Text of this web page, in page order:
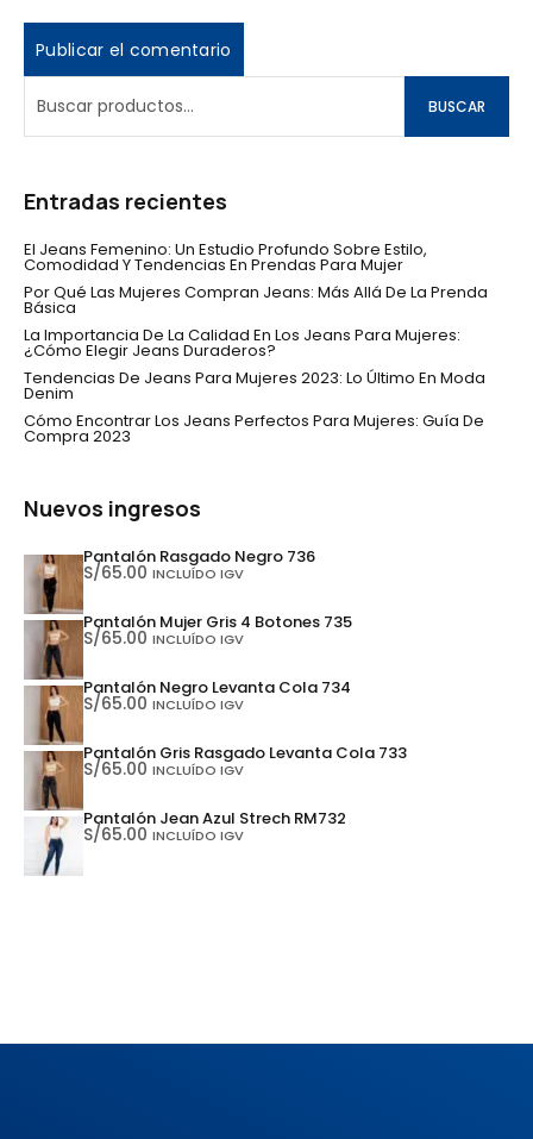
BUSCAR
Entradas recientes
El Jeans Femenino: Un Estudio Profundo Sobre Estilo,
Comodidad Y Tendencias En Prendas Para Mujer
Por Qué Las Mujeres Compran Jeans: Más Allá De La Prenda
Básica
La Importancia De La Calidad En Los Jeans Para Mujeres:
¿Cómo Elegir Jeans Duraderos?
Tendencias De Jeans Para Mujeres 2023: Lo Último En Moda
Denim
Cómo Encontrar Los Jeans Perfectos Para Mujeres: Guía De
Compra 2023
Nuevos ingresos
Pantalón Rasgado Negro 736
S/65.00 INCLUÍDO IGV
Pantalón Mujer Gris 4 Botones 735
S/65.00 INCLUÍDO IGV
Pantalón Negro Levanta Cola 734
S/65.00 INCLUÍDO IGV
Pantalón Gris Rasgado Levanta Cola 733
S/65.00 INCLUÍDO IGV
Pantalón Jean Azul Strech RM732
S/65.00 INCLUÍDO IGV